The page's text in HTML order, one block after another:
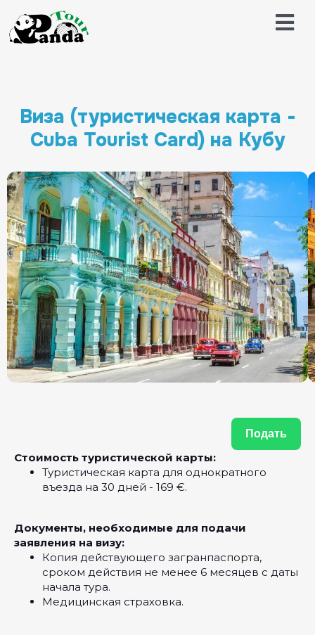
Виза (туристическая карта -
Cuba Tourist Card) на Кубу
Подать
Стоимость туристической карты:
Туристическая карта для однократного
въезда на 30 дней - 169 €‎.
Документы, необходимые для подачи
заявления на визу:
Копия действующего загранпаспорта,
сроком действия не менее 6 месяцев с даты
начала тура.
Медицинская страховка.